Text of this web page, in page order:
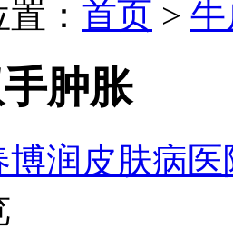
： 首页 >
肿胀
博润皮肤病医